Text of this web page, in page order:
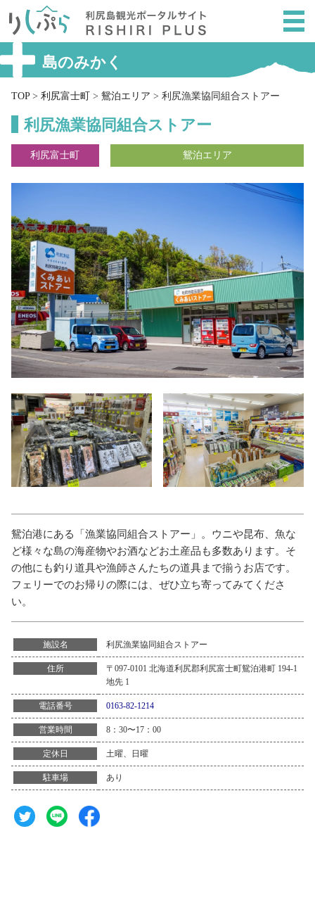
ニ
ュ
ー
を
島のみかく
TOP> 利尻富士町 > 鴛泊エリア > 利尻漁業協同組合ストアー
利尻漁業協同組合ストアー
利尻富士町 鴛泊エリア
鴛泊港にある「漁業協同組合ストアー」。ウニや昆布、魚な
ど様々な島の海産物やお酒などお土産品も多数あります。そ
の他にも釣り道具や漁師さんたちの道具まで揃うお店です。
フェリーでのお帰りの際には、ぜひ立ち寄ってみてくださ
い。
施設名 利尻漁業協同組合ストアー
住所
〒097-0101 北海道利尻郡利尻富士町鴛泊港町 194-1
地先 1
電話番号 0163-82-1214
営業時間 8：30〜17：00
定休日 土曜、日曜
駐車場 あり